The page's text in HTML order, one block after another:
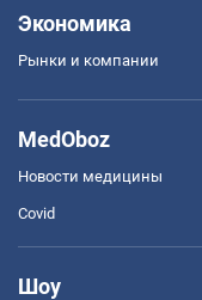
Экономика
Рынки и компании
MedOboz
Новости медицины
Covid
Шоу